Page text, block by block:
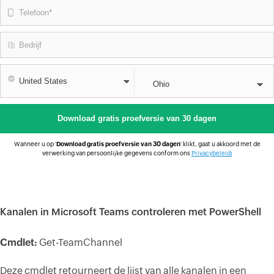
Wanneer u op 'Download gratis proefversie van 30 dagen' klikt, gaat u akkoord met de
verwerking van persoonlijke gegevens conform onsPrivacybeleidı
Kanalen in Microsoft Teams controleren met PowerShell
Cmdlet: Get-TeamChannel
Deze cmdlet retourneert de lijst van alle kanalen in een